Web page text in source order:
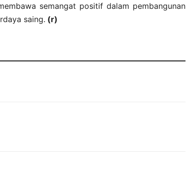
semangat positif dalam pembangunan
saing. (r)